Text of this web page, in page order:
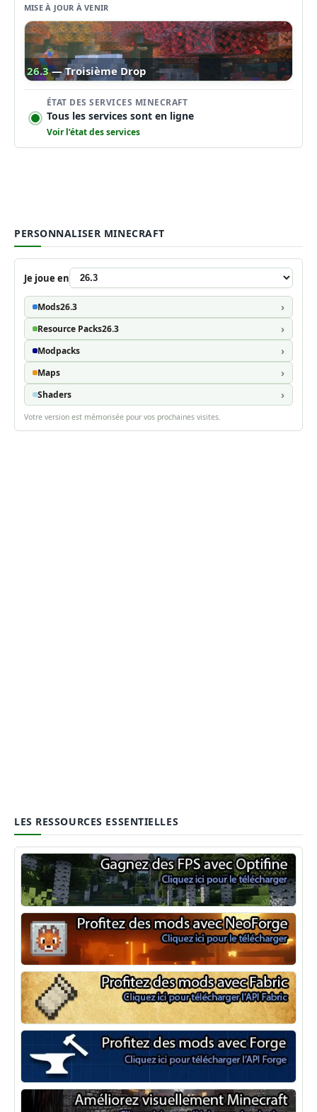
MISE À JOUR À VENIR
26.3 — Troisième Drop
ÉTAT DES SERVICES MINECRAFT
Tous les services sont en ligne
Voir l’état des services
PERSONNALISER MINECRAFT
Je joue en
Mods26.3
Resource Packs26.3
Modpacks
Maps
Shaders
Votre version est mémorisée pour vos prochaines visites.
LES RESSOURCES ESSENTIELLES
Optifine
NeoForge
Minecraft Fabric
Minecraft Forge